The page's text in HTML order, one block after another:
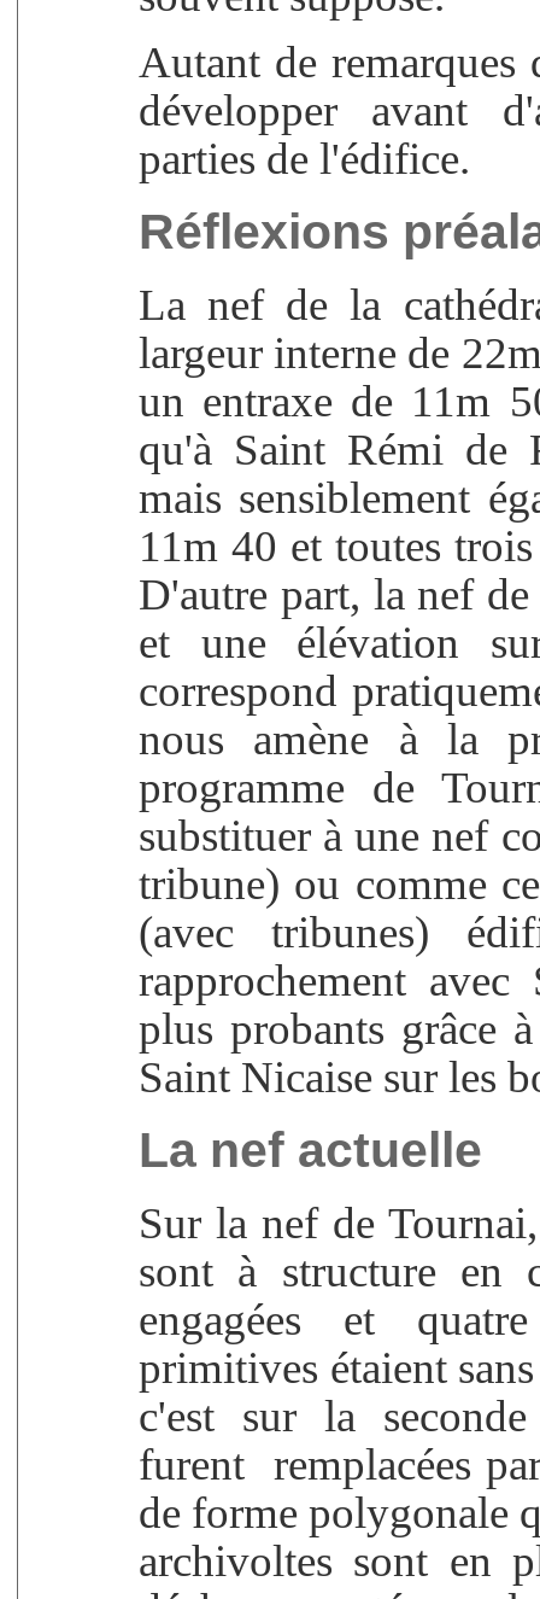
Autant de remarques
développer avant
parties de l'édifice.
Réflexions
La nef de la
largeur interne de
un entraxe de 11m
qu'à Saint Rémi de
mais sensiblement
11m 40 et toutes
D'autre part, la nef
et une élévation
correspond
nous amène à la
programme de
substituer à une nef
tribune) ou comme
(avec tribunes)
rapprochement
plus probants grâce
Saint Nicaise sur les
La nef actuelle
Sur la nef de
sont à structure en
engagées et
primitives étaient
c'est sur la
furent remplacées
de forme polygonale
archivoltes sont en